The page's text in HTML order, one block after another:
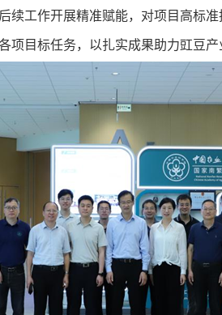
续工作开展精准赋能，对项目高标
目标任务，以扎实成果助力豇豆产